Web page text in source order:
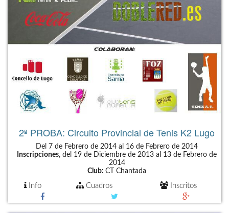
2ª PROBA: Circuito Provincial de Tenis K2 Lugo
Del 7 de Febrero de 2014 al 16 de Febrero de 2014
Inscripciones, del 19 de Diciembre de 2013 al 13 de Febrero de
2014
Club:CT Chantada
Info Cuadros Inscritos